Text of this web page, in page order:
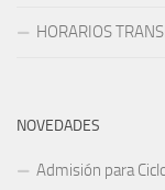
HORARIOS
NOVEDADES
Admisión para